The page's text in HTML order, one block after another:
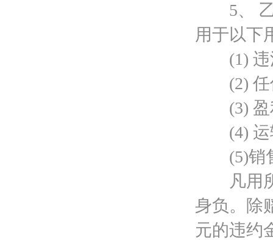
5、 乙
用于以下
(1) 违
(2) 任
(3) 盈
(4) 运输
(5)销售
凡用所
身负。除
元的违约